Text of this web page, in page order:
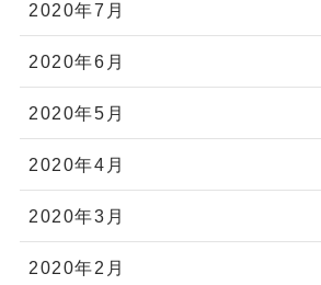
2020年7月
2020年6月
2020年5月
2020年4月
2020年3月
2020年2月